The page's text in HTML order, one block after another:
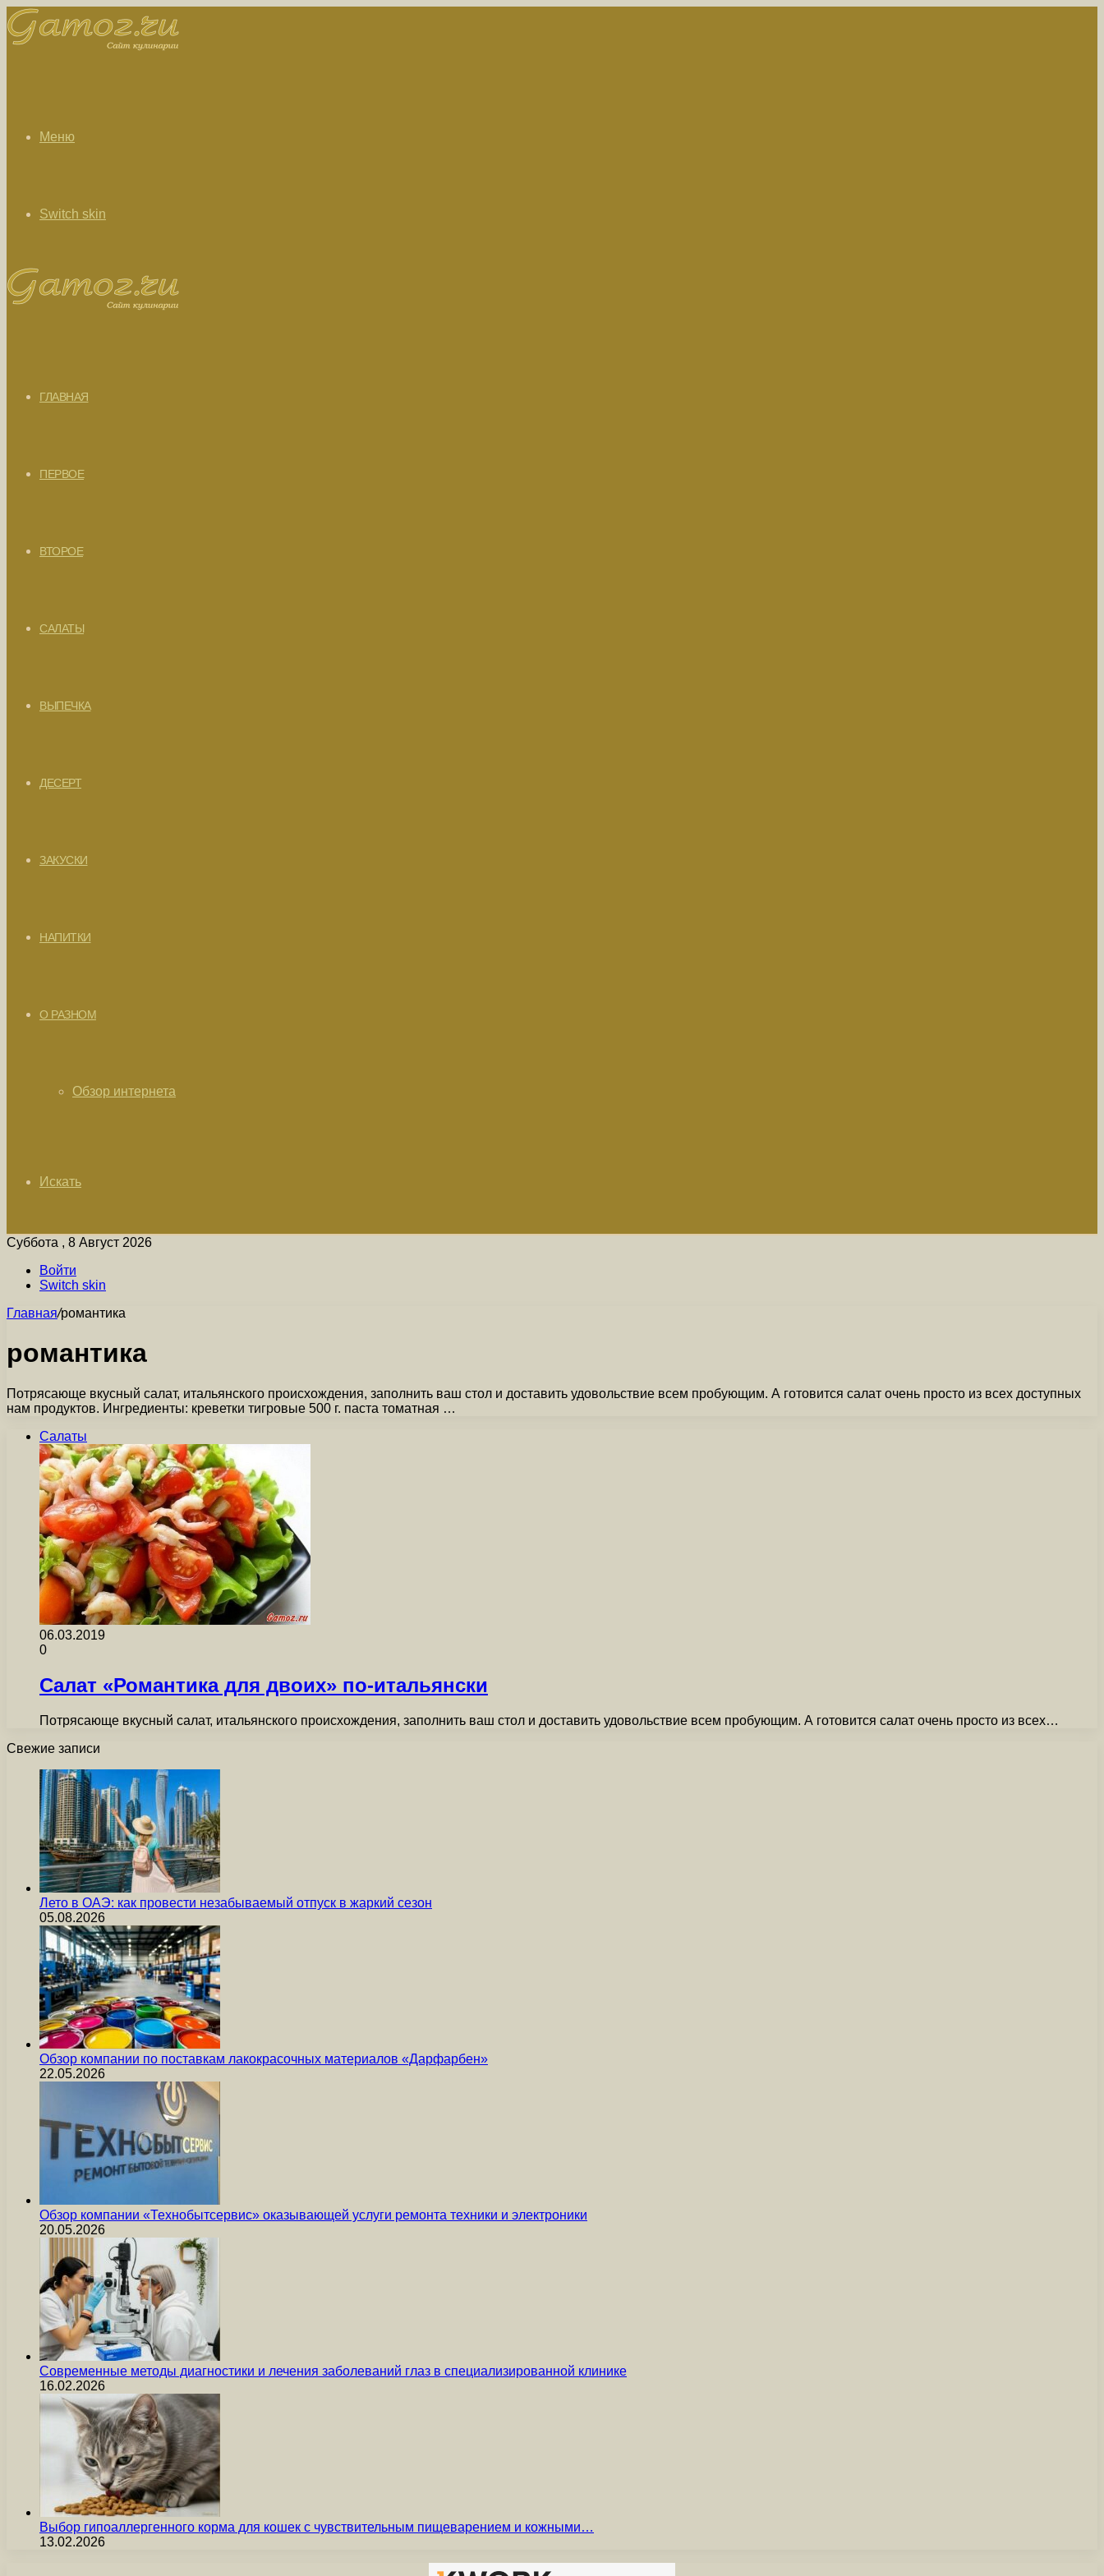
Меню
Switch skin
ГЛАВНАЯ
ПЕРВОЕ
ВТОРОЕ
САЛАТЫ
ВЫПЕЧКА
ДЕСЕРТ
ЗАКУСКИ
НАПИТКИ
О РАЗНОМ
Обзор интернета
Искать
Суббота , 8 Август 2026
Войти
Switch skin
Главная/романтика
романтика
Потрясающе вкусный салат, итальянского происхождения, заполнить ваш стол и доставить удовольствие всем пробующим. А готовится салат очень просто из всех доступных
нам продуктов. Ингредиенты: креветки тигровые 500 г. паста томатная …
Салаты
06.03.2019
0
Салат «Романтика для двоих» по-итальянски
Потрясающе вкусный салат, итальянского происхождения, заполнить ваш стол и доставить удовольствие всем пробующим. А готовится салат очень просто из всех…
Свежие записи
Лето в ОАЭ: как провести незабываемый отпуск в жаркий сезон
05.08.2026
Обзор компании по поставкам лакокрасочных материалов «Дарфарбен»
22.05.2026
Обзор компании «Технобытсервис» оказывающей услуги ремонта техники и электроники
20.05.2026
Современные методы диагностики и лечения заболеваний глаз в специализированной клинике
16.02.2026
Выбор гипоаллергенного корма для кошек с чувствительным пищеварением и кожными…
13.02.2026